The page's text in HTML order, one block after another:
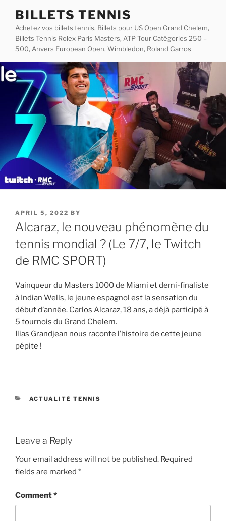
content
BILLETS TENNIS
Achetez vos billets tennis, Billets pour US Open Grand Chelem,
Billets Tennis Rolex Paris Masters, ATP Tour Catégories 250 –
500, Anvers European Open, Wimbledon, Roland Garros
POSTED
ON
APRIL 5, 2022 BY
Alcaraz, le nouveau phénomène du
tennis mondial ? (Le 7/7, le Twitch
de RMC SPORT)
Vainqueur du Masters 1000 de Miami et demi-finaliste
à Indian Wells, le jeune espagnol est la sensation du
début d’année. Carlos Alcaraz, 18 ans, a déjà participé à
5 tournois du Grand Chelem.
Ilias Grandjean nous raconte l’histoire de cette jeune
pépite !
CATEGORIES
ACTUALITÉ TENNIS
Leave a Reply
Your email address will not be published. Required
fields are marked *
Comment*